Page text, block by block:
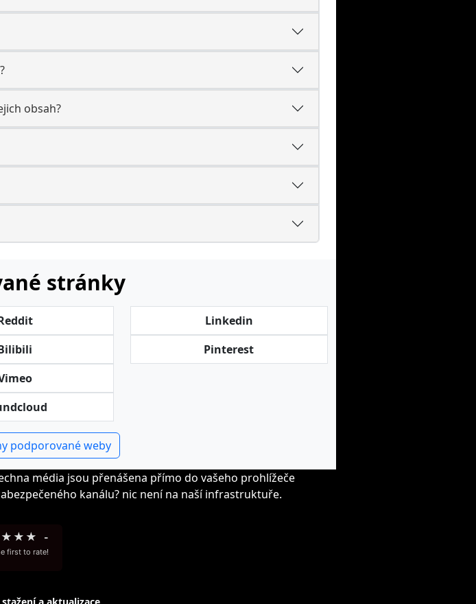
obsah?
stránky
Linkedin
Pinterest
podporované weby
média jsou přenášena přímo do vašeho prohlížeče
kanálu? nic není na naší infrastruktuře.
★ ★ ★ -
first to rate!